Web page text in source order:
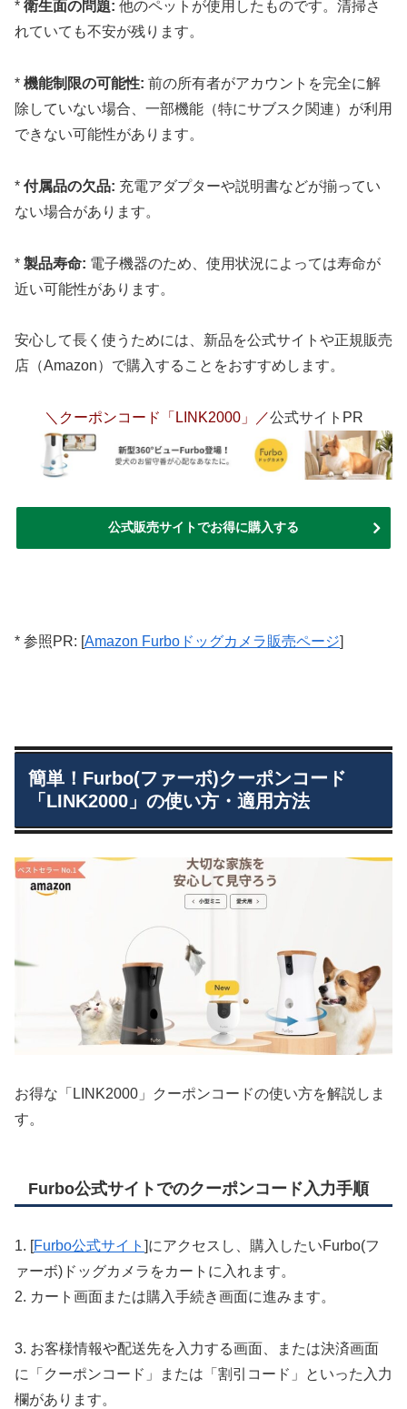
* 衛生面の問題: 他のペットが使用したものです。清掃さ
れていても不安が残ります。
* 機能制限の可能性: 前の所有者がアカウントを完全に解
除していない場合、一部機能（特にサブスク関連）が利用
できない可能性があります。
* 付属品の欠品: 充電アダプターや説明書などが揃ってい
ない場合があります。
* 製品寿命: 電子機器のため、使用状況によっては寿命が
近い可能性があります。
安心して長く使うためには、新品を公式サイトや正規販売
店（Amazon）で購入することをおすすめします。
＼クーポンコード「LINK2000」／公式サイトPR
公式販売サイトでお得に購入する
* 参照PR: [Amazon Furboドッグカメラ販売ページ]
簡単！Furbo(ファーボ)クーポンコード
「LINK2000」の使い方・適用方法
お得な「LINK2000」クーポンコードの使い方を解説しま
す。
Furbo公式サイトでのクーポンコード入力手順
1. [Furbo公式サイト ]にアクセスし、購入したいFurbo(フ
ァーボ)ドッグカメラをカートに入れます。
2. カート画面または購入手続き画面に進みます。
3. お客様情報や配送先を入力する画面、または決済画面
に「クーポンコード」または「割引コード」といった入力
欄があります。